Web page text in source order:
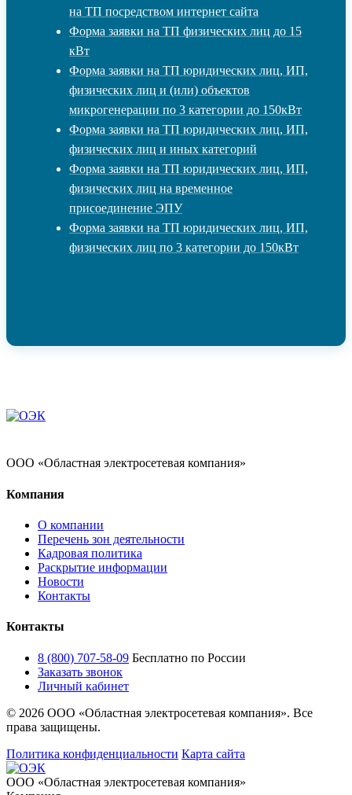
на ТП посредством интернет сайта
Форма заявки на ТП физических лиц до 15
кВт
Форма заявки на ТП юридических лиц, ИП,
физических лиц и (или) объектов
микрогенерации по 3 категории до 150кВт
Форма заявки на ТП юридических лиц, ИП,
физических лиц и иных категорий
Форма заявки на ТП юридических лиц, ИП,
физических лиц на временное
присоединение ЭПУ
Форма заявки на ТП юридических лиц, ИП,
физических лиц по 3 категории до 150кВт
ООО «Областная электросетевая компания»
Компания
О компании
Перечень зон деятельности
Кадровая политика
Раскрытие информации
Новости
Контакты
Контакты
8 (800) 707-58-09 Бесплатно по России
Заказать звонок
Личный кабинет
© 2026 ООО «Областная электросетевая компания». Все
права защищены.
Политика конфиденциальности Карта сайта
ООО «Областная электросетевая компания»